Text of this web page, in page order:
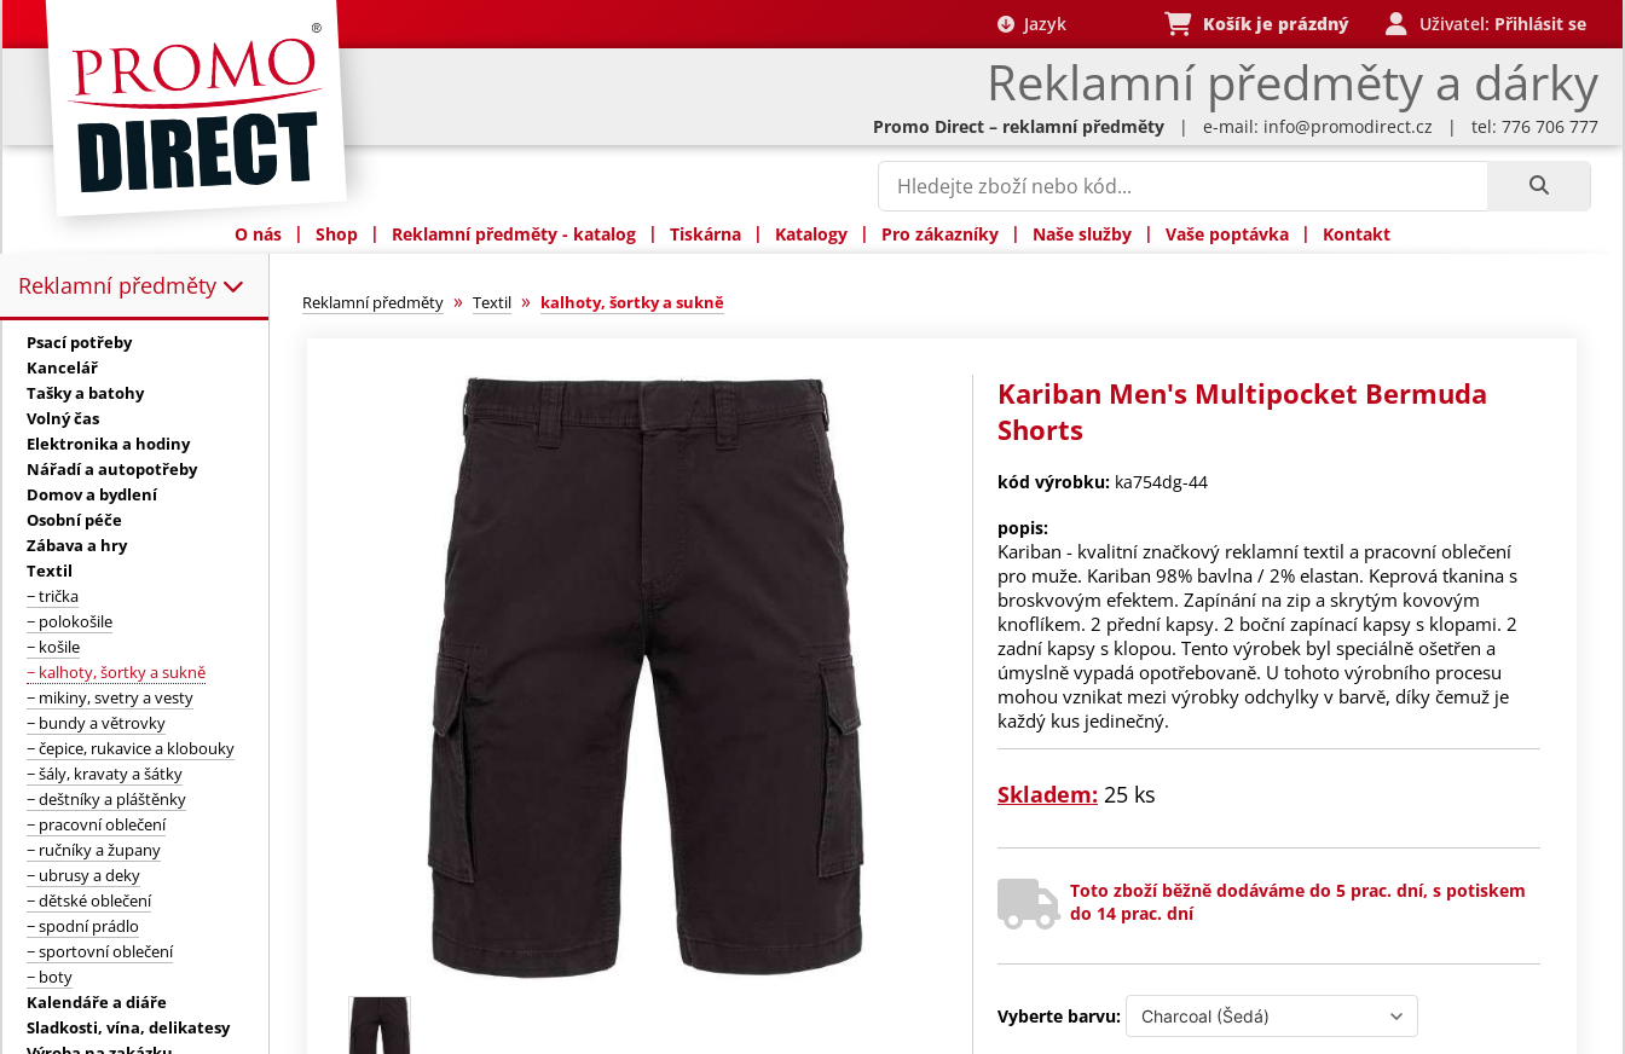
Reklamní předměty a dárky
Jazyk Košík je prázdný Uživatel: Přihlásit se
Promo Direct – reklamní předměty | e-mail: info@promodirect.cz | tel: 776 706 777
O nás | Shop | Reklamní předměty - katalog | Tiskárna | Katalogy | Pro zákazníky | Naše služby | Vaše poptávka | Kontakt
Reklamní předměty
Reklamní předměty:
Psací potřeby
Kancelář
Tašky a batohy
Volný čas
Elektronika a hodiny
Nářadí a autopotřeby
Domov a bydlení
Osobní péče
Zábava a hry
Textil
− trička
− polokošile
− košile
− kalhoty, šortky a sukně
− mikiny, svetry a vesty
− bundy a větrovky
− čepice, rukavice a klobouky
− šály, kravaty a šátky
− deštníky a pláštěnky
− pracovní oblečení
− ručníky a župany
− ubrusy a deky
− dětské oblečení
− spodní prádlo
− sportovní oblečení
− boty
Kalendáře a diáře
Sladkosti, vína, delikatesy
Reklamní předměty » Textil » kalhoty, šortky a sukně
Kariban Men's Multipocket Bermuda
Shorts
kód výrobku: ka754dg-44
popis:
Kariban - kvalitní značkový reklamní textil a pracovní oblečení
pro muže. Kariban 98% bavlna / 2% elastan. Keprová tkanina s
broskvovým efektem. Zapínání na zip a skrytým kovovým
knoflíkem. 2 přední kapsy. 2 boční zapínací kapsy s klopami. 2
zadní kapsy s klopou. Tento výrobek byl speciálně ošetřen a
úmyslně vypadá opotřebovaně. U tohoto výrobního procesu
mohou vznikat mezi výrobky odchylky v barvě, díky čemuž je
každý kus jedinečný.
Skladem: 25 ks
Toto zboží běžně dodáváme do 5 prac. dní, s potiskem
do 14 prac. dní
Vyberte barvu: